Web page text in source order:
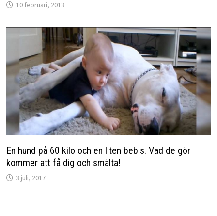
10 februari, 2018
En hund på 60 kilo och en liten bebis. Vad de gör
kommer att få dig och smälta!
3 juli, 2017